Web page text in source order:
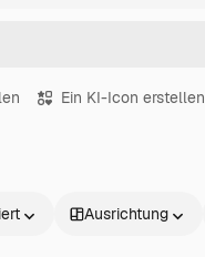
Ein KI-Icon erstellen
Ausrichtung